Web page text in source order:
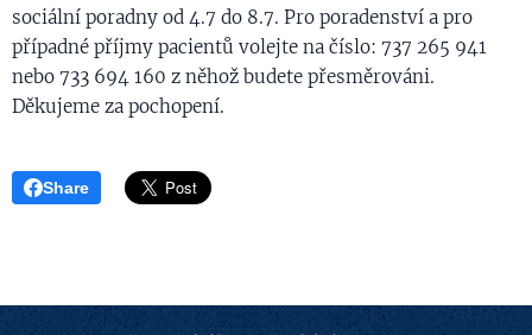
sociální poradny od 4.7 do 8.7. Pro poradenství a pro
případné příjmy pacientů volejte na číslo: 737 265 941
nebo 733 694 160 z něhož budete přesměrováni.
Děkujeme za pochopení.
Share